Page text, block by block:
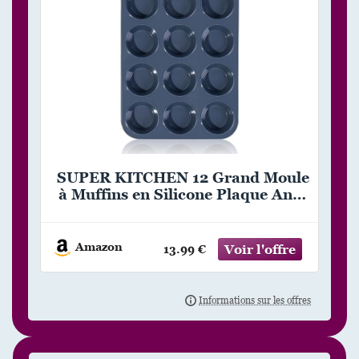
SUPER KITCHEN 12 Grand Moule
à Muffins en Silicone Plaque Anti-
x 25 x 3 cm (Gris)
Amazon 13.99 €